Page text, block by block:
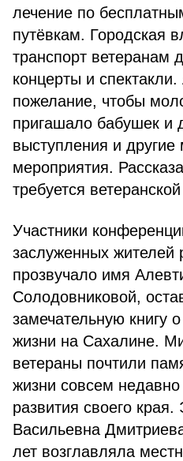
лечение по
путёвкам. Городская
транспорт ветеранам
концерты и
пожелание, чтобы
пригашало бабушек и
выступления и
мероприятия.
требуется
Участники
заслуженных жителей
прозвучало имя
Солодовниковой,
замечательную книгу
жизни на Сахалине.
ветераны почтили
жизни совсем
развития своего
Васильевна
лет возглавляла